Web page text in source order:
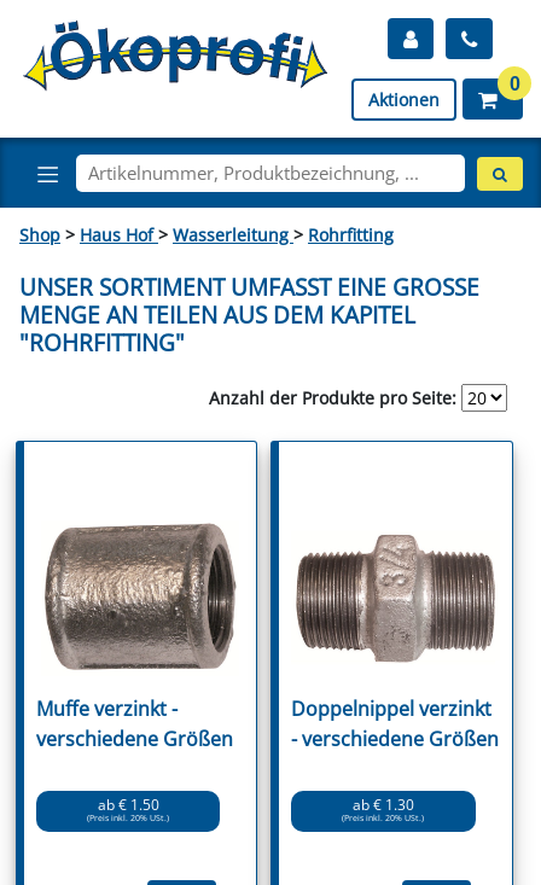
Aktionen
0
Shop > Haus Hof> Wasserleitung > Rohrfitting
UNSER SORTIMENT UMFASST EINE GROSSE M
ENGE AN TEILEN AUS DEM KAPITEL "
ROHRFITTING"
Anzahl der Produkte pro Seite:
Muffe verzinkt -
verschiedene Größen
ab € 1.50
(Preis inkl. 20% USt.)
Doppelnippel verzinkt
- verschiedene Größen
ab € 1.30
(Preis inkl. 20% USt.)